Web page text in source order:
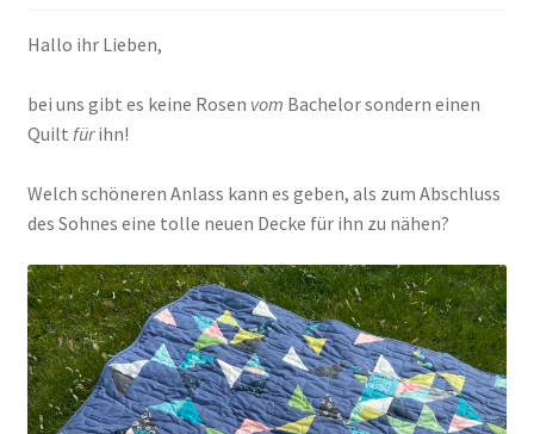
Shop
Versandarten
Warenkorb
Widerrufsbelehrung
Zahlungsarten
Hallo ihr Lieben,
bei uns gibt es keine Rosen vom Bachelor sondern einen
Quilt fürihn!
Welch schöneren Anlass kann es geben, als zum Abschluss
des Sohnes eine tolle neuen Decke für ihn zu nähen?